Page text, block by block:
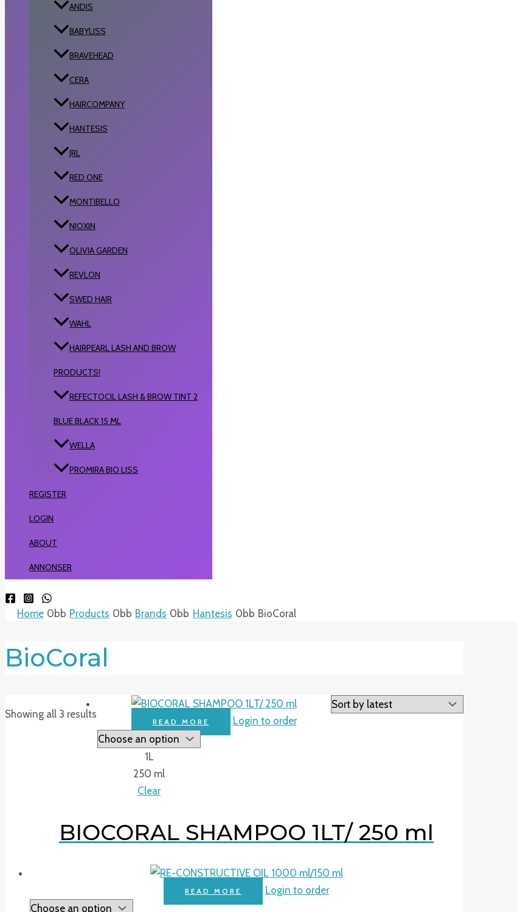
ANDIS
BABYLISS
BRAVEHEAD
CERA
HAIRCOMPANY
HANTESIS
JRL
RED ONE
MONTIBELLO
NIOXIN
OLIVIA GARDEN
REVLON
SWED HAIR
WAHL
HAIRPEARL LASH AND BROW
PRODUCTS!
REFECTOCIL LASH & BROW TINT 2
BLUE BLACK 15 ML
WELLA
PROMIRA BIO LISS
REGISTER
LOGIN
ABOUT
ANNONSER
Home Products Brands Hantesis BioCoral
BioCoral
Showing all 3 results
READ MORE Login to order
1L
250 ml
Clear
BIOCORAL SHAMPOO 1LT/ 250 ml
READ MORE Login to order